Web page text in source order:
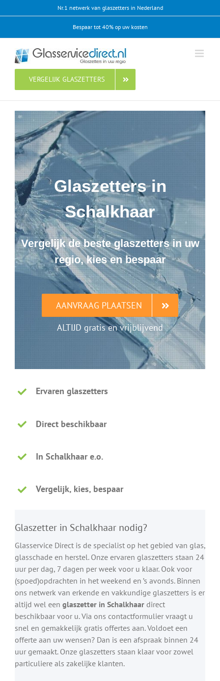
naar
Nr.1 netwerk van glaszetters in Nederland
Bespaar tot 40% op uw kosten
VERGELIJK GLASZETTERS
Glaszetters in
Schalkhaar
Vergelijk de beste glaszetters in uw
regio, kies en bespaar
AANVRAAG PLAATSEN
ALTIJD gratis en vrijblijvend
Ervaren glaszetters
Direct beschikbaar
In Schalkhaar e.o.
Vergelijk, kies, bespaar
Glaszetter in Schalkhaar nodig?
Glasservice Direct is de specialist op het gebied van glas,
glasschade en herstel. Onze ervaren glaszetters staan 24
uur per dag, 7 dagen per week voor u klaar. Ook voor
(spoed)opdrachten in het weekend en ’s avonds. Binnen
ons netwerk van erkende en vakkundige glaszetters is er
altijd wel een glaszetter in Schalkhaar direct
beschikbaar voor u. Via ons contactformulier vraagt u
snel en gemakkelijk gratis offertes aan. Voldoet een
offerte aan uw wensen? Dan is een afspraak binnen 24
uur gemaakt. Onze glaszetters staan klaar voor zowel
particuliere als zakelijke klanten.